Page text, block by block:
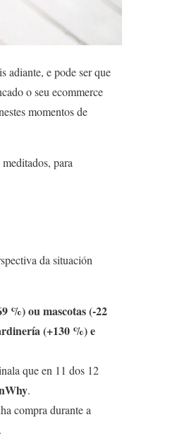
adiante, e pode ser que
o seu ecommerce
momentos de
para
da situación
%) ou mascotas (-22
(+130 %) e
que en 11 dos 12
.
compra durante a
.